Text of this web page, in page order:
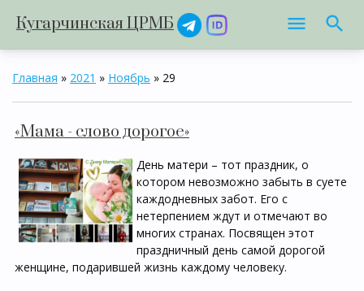
Кугарчинская ЦРМБ
Главная » 2021 » Ноябрь » 29
«Мама - слово дорогое»
День матери – тот праздник, о
котором невозможно забыть в суете
каждодневных забот. Его с
нетерпением ждут и отмечают во
многих странах. Посвящен этот
праздничный день самой дорогой
женщине, подарившей жизнь каждому человеку.